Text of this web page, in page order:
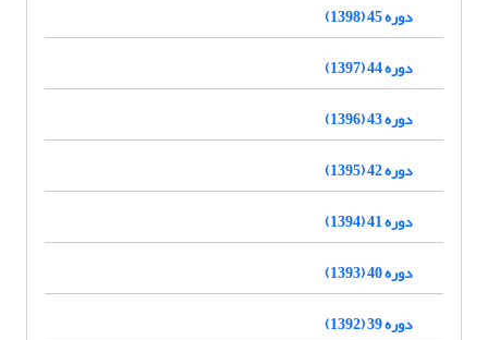
دوره 45 (1398)
دوره 44 (1397)
دوره 43 (1396)
دوره 42 (1395)
دوره 41 (1394)
دوره 40 (1393)
دوره 39 (1392)